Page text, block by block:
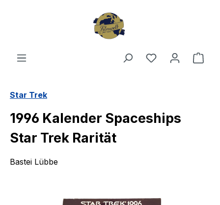
Du hast 0
Star Trek
1996 Kalender Spaceships
Star Trek Rarität
Bastei Lübbe